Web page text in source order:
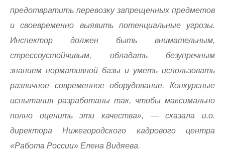
предотвратить перевозку запрещенных предметов
и своевременно выявить потенциальные угрозы.
Инспектор должен быть внимательным,
стрессоустойчивым, обладать безупречным
знанием нормативной базы и уметь использовать
различное современное оборудование. Конкурсные
испытания разработаны так, чтобы максимально
полно оценить эти качества», — сказала и.о.
директора Нижегородского кадрового центра
«Работа России» Елена Видяева.